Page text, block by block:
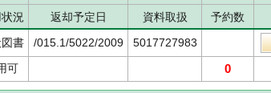
況 返却予定日 資料取扱 予約数
書 /015.1/5022/2009 5017727983
可 0